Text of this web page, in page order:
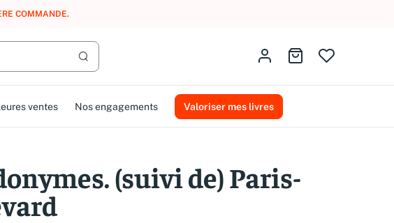
LE CLUB AMMAREAL.
Lancer la recherche
Identifiez-vousAller au panier
ventes Nos engagements Valoriser mes livres
(suivi de) Paris-